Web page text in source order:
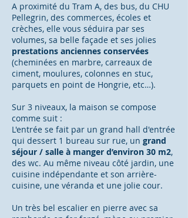
A proximité du Tram A, des bus, du CHU
Pellegrin, des commerces, écoles et
crèches, elle vous séduira par ses
volumes, sa belle façade et ses jolies
prestations anciennes conservées
(cheminées en marbre, carreaux de
ciment, moulures, colonnes en stuc,
parquets en point de Hongrie, etc…).
Sur 3 niveaux, la maison se compose
comme suit :
L'entrée se fait par un grand hall d'entrée
qui dessert 1 bureau sur rue, un grand
séjour / salle à manger d’environ 30 m2,
des wc. Au même niveau côté jardin, une
cuisine indépendante et son arrière-
cuisine, une véranda et une jolie cour.
Un très bel escalier en pierre avec sa